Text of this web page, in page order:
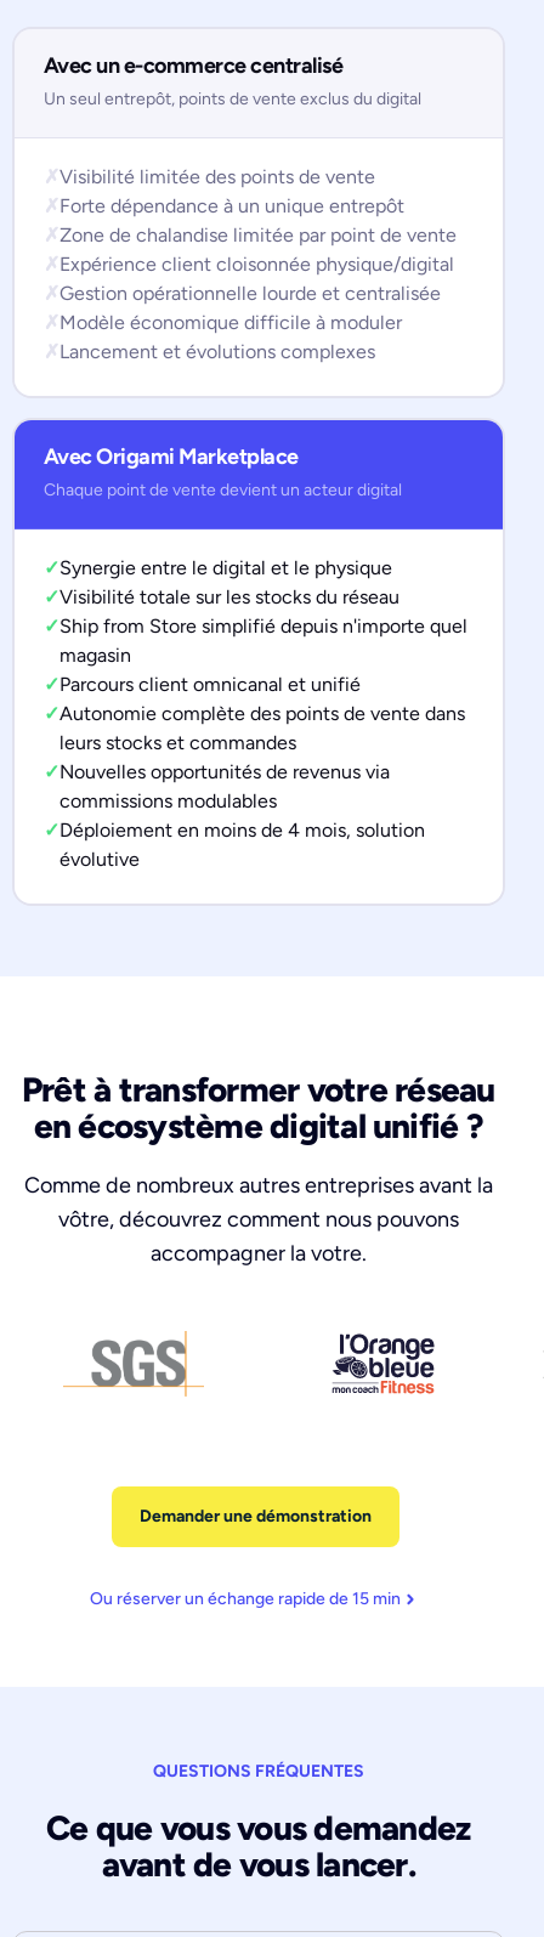
Avec un e-commerce centralisé
Un seul entrepôt, points de vente exclus du digital
✗Visibilité limitée des points de vente
✗Forte dépendance à un unique entrepôt
✗Zone de chalandise limitée par point de vente
✗Expérience client cloisonnée physique/digital
✗Gestion opérationnelle lourde et centralisée
✗Modèle économique difficile à moduler
✗Lancement et évolutions complexes
Avec Origami Marketplace
Chaque point de vente devient un acteur digital
✓Synergie entre le digital et le physique
✓Visibilité totale sur les stocks du réseau
✓Ship from Store simplifié depuis n'importe quel
magasin
✓Parcours client omnicanal et unifié
✓Autonomie complète des points de vente dans
leurs stocks et commandes
✓Nouvelles opportunités de revenus via
commissions modulables
✓Déploiement en moins de 4 mois, solution
évolutive
Prêt à transformer votre réseau
en écosystème digital unifié ?
Comme de nombreux autres entreprises avant la
vôtre, découvrez comment nous pouvons
accompagner la votre.
Demander une démonstration
Ou réserver un échange rapide de 15 min
QUESTIONS FRÉQUENTES
Ce que vous vous demandez
avant de vous lancer.